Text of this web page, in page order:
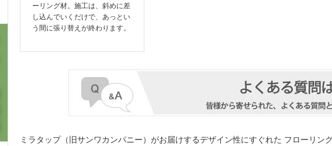
ーリング材。施工は、斜めに差
し込んでいくだけで、あっとい
う間に張り替えが終わります。
ミラタップ（旧サンワカンパニー）がお届けするデザイン性にすぐれた フローリン